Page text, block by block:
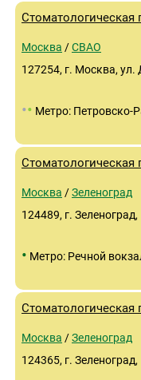
Москва /СВАО
127254, г. Москва,
•• Метро: Петровско-
Москва /Зеленоград
124489, г.
• Метро: Речной
Москва /Зеленоград
124365, г.